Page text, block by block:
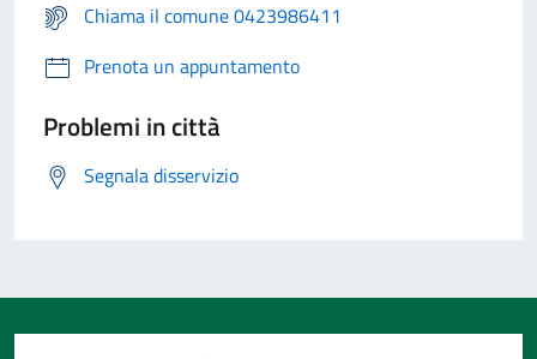
Chiama il comune 0423986411
Prenota un appuntamento
Problemi in città
Segnala disservizio